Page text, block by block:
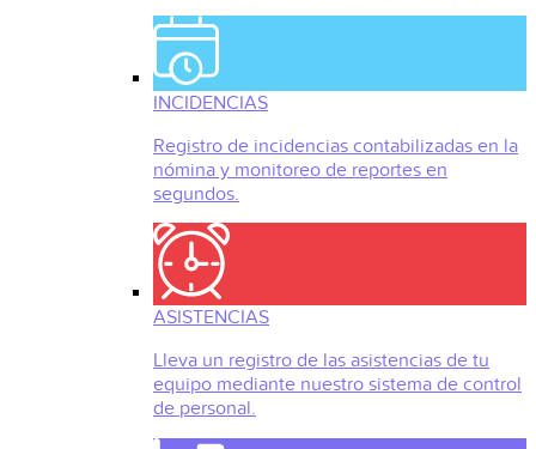
INCIDENCIAS
Registro de incidencias contabilizadas en la
nómina y monitoreo de reportes en
segundos.
ASISTENCIAS
Lleva un registro de las asistencias de tu
equipo mediante nuestro sistema de control
de personal.